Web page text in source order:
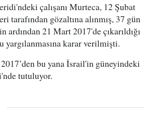
çalışanı Murteca, 12 Şubat
tarafından gözaltına alınmış, 37 gün
ardından 21 Mart 2017'de çıkarıldığı
yargılanmasına karar verilmişti.
bu yana İsrail'in güneyindeki
tutuluyor.